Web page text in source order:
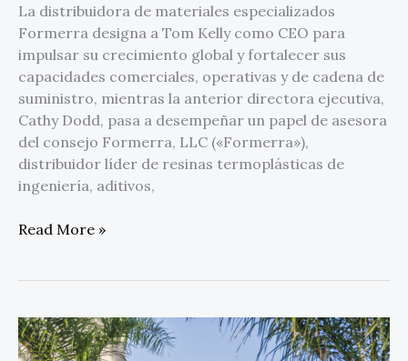
La distribuidora de materiales especializados
Formerra designa a Tom Kelly como CEO para
impulsar su crecimiento global y fortalecer sus
capacidades comerciales, operativas y de cadena de
suministro, mientras la anterior directora ejecutiva,
Cathy Dodd, pasa a desempeñar un papel de asesora
del consejo Formerra, LLC («Formerra»),
distribuidor líder de resinas termoplásticas de
ingeniería, aditivos,
Read More »
Grupo
Vinte